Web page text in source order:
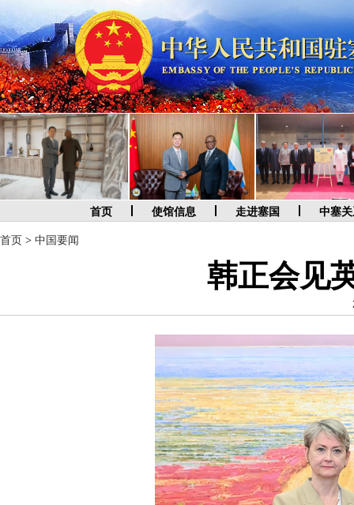
首页 使馆信息 走进塞国 中塞
首页 > 中国要闻
韩正会见